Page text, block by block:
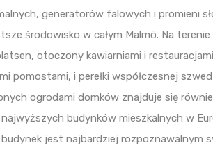
generatorów falowych i promieni
środowisko w całym Malmö. Na
otoczony kawiarniami i
pomostami, i perełki współczesnej
ogrodami domków znajduje się
budynków mieszkalnych w
jest najbardziej rozpoznawalnym